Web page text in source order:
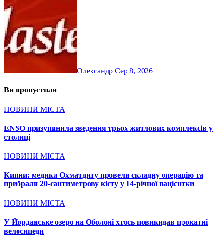
Олександр Сер 8, 2026
Ви пропустили
НОВИНИ МІСТА
ENSO призупинила зведення трьох житлових комплексів у
столиці
НОВИНИ МІСТА
Кияни: медики Охматдиту провели складну операцію та
прибрали 20-сантиметрову кісту у 14-річної пацієнтки
НОВИНИ МІСТА
У Йорданське озеро на Оболоні хтось повикидав прокатні
велосипеди